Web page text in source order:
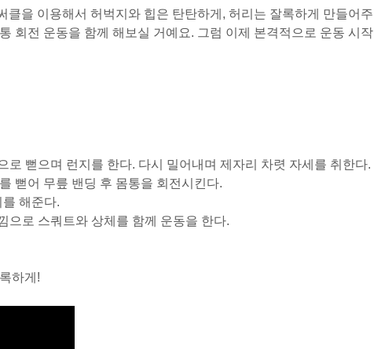
클을 이용해서 허벅지와 힙은 탄탄하게, 허리는 잘록하게 만들어주
회전 운동을 함께 해보실 거예요. 그럼 이제 본격적으로 운동 시작
로 뻗으며 런지를 한다. 다시 밀어내며 제자리 차렷 자세를 취한다.
뻗어 무릎 밴딩 후 몸통을 회전시킨다.
해준다.
으로 스쿼트와 상체를 함께 운동을 한다.
하게!